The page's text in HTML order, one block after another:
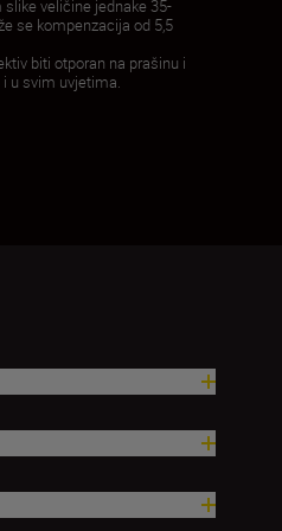
veličine jednake 35-
se kompenzacija od 5,5
biti otporan na prašinu i
u svim uvjetima.